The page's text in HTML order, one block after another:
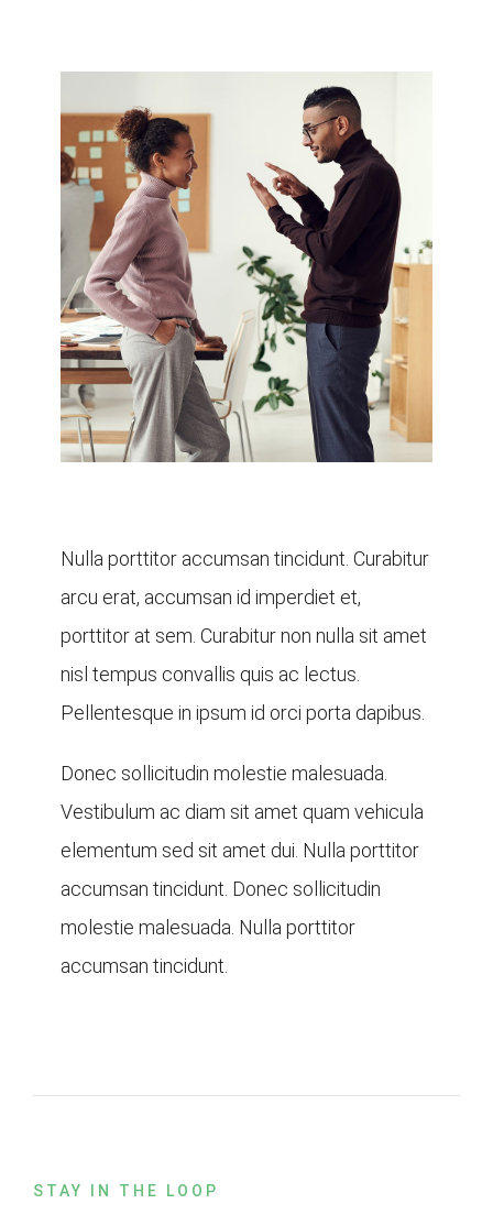
Nulla porttitor accumsan tincidunt. Curabitur
arcu erat, accumsan id imperdiet et,
porttitor at sem. Curabitur non nulla sit amet
nisl tempus convallis quis ac lectus.
Pellentesque in ipsum id orci porta dapibus.
Donec sollicitudin molestie malesuada.
Vestibulum ac diam sit amet quam vehicula
elementum sed sit amet dui. Nulla porttitor
accumsan tincidunt. Donec sollicitudin
molestie malesuada. Nulla porttitor
accumsan tincidunt.
STAY IN THE LOOP